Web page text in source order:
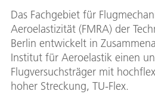
Das Fachgebiet für
Aeroelastizität (FMRA) der
Berlin entwickelt in
Institut für Aeroelastik einen
Flugversuchsträger mit
hoher Streckung, TU-Flex.